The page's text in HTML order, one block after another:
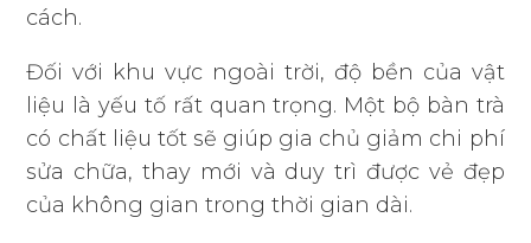
cách.
Đối với khu vực ngoài trời, độ bền của vật
liệu là yếu tố rất quan trọng. Một bộ bàn trà
có chất liệu tốt sẽ giúp gia chủ giảm chi phí
sửa chữa, thay mới và duy trì được vẻ đẹp
của không gian trong thời gian dài.